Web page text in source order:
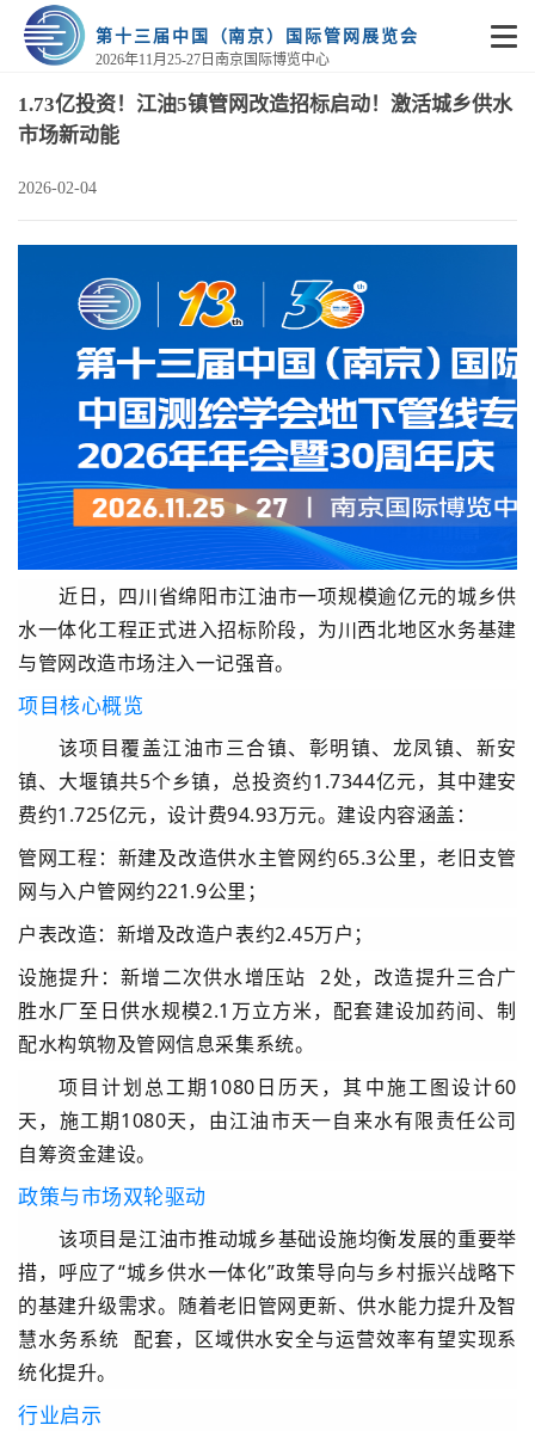
第十三届中国（南京）国际管网展览会
2026年11月25-27日南京国际博览中心
1.73亿投资！江油5镇管网改造招标启动！激活城乡供水
市场新动能
2026-02-04
近日，四川省绵阳市江油市一项规模逾亿元的城乡供
水一体化工程正式进入招标阶段，为川西北地区水务基建
与管网改造市场注入一记强音。
项目核心概览
该项目覆盖江油市三合镇、彰明镇、龙凤镇、新安
镇、大堰镇共5个乡镇，总投资约1.7344亿元，其中建安
费约1.725亿元，设计费94.93万元。建设内容涵盖：
管网工程 ：新建及改造供水主管网约65.3公里，老旧支管
网与入户管网约221.9公里 ；
户表改造： 新增及改造户表约2.45万户 ；
设施提升：新增二次供水增压站
2处，改造提升三合广
胜水厂至日供水规模2.1万立方米，配套建设加药间、制
配水构筑物及管网信息采集系统。
项目计划总工期1080日历天 ，其中施工图设计60
天，施工期1080天，由江油市天一自来水有限责任公司
自筹资金建设。
政策与市场双轮驱动
该项目是江油市推动城乡基础设施均衡发展的重要举
措，呼应了“城乡供水一体化”政策导向与乡村振兴战略下
的基建升级需求。随着老旧管网更新、供水能力提升及智
慧水务系统
配套，区域供水安全与运营效率有望实现系
统化提升。
行业启示